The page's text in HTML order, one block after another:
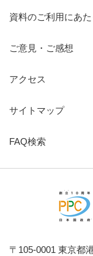
資料のご利用にあた
ご意見・ご感想
アクセス
サイトマップ
FAQ検索
〒105-0001 東京都